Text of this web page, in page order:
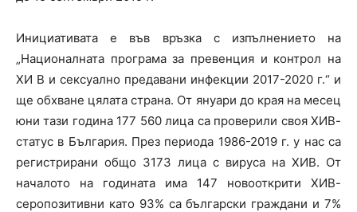
Инициативата е във връзка с изпълнението на
„Националната програма за превенция и контрол на
ХИ В и сексуално предавани инфекции 2017-2020 г.“ и
ще обхване цялата страна. От януари до края на месец
юни тази година 177 560 лица са проверили своя ХИВ-
статус в България. През периода 1986-2019 г. у нас са
регистрирани общо 3173 лица с вируса на ХИВ. От
началото на годината има 147 новооткрити ХИВ-
серопозитивни като 93% са български граждани и 7%